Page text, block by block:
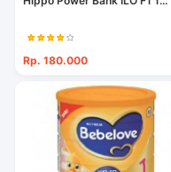
Rp. 180.000